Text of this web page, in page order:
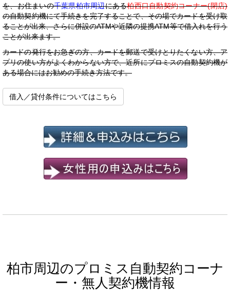
を、お住まいの千葉県柏市周辺にある柏西口自動契約コーナー(閉店)
の自動契約機にて手続きを完了することで、その場でカードを受け取
ることが出来、さらに併設のATMや近隣の提携ATM等で借入れを行う
ことが出来ます。
カードの発行をお急ぎの方、カードを郵送で受けとりたくない方、ア
プリの使い方がよくわからない方で、近所にプロミスの自動契約機が
ある場合にはお勧めの手続き方法です。
借入／貸付条件についてはこちら
柏市周辺のプロミス自動契約コーナ
ー・無人契約機情報